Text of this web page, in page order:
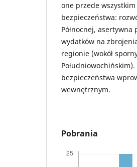
one przede
bezpieczeństwa:
Północnej,
wydatków na
regionie (wokół
bezpieczeństwa
wewnętrznym.
Pobrania